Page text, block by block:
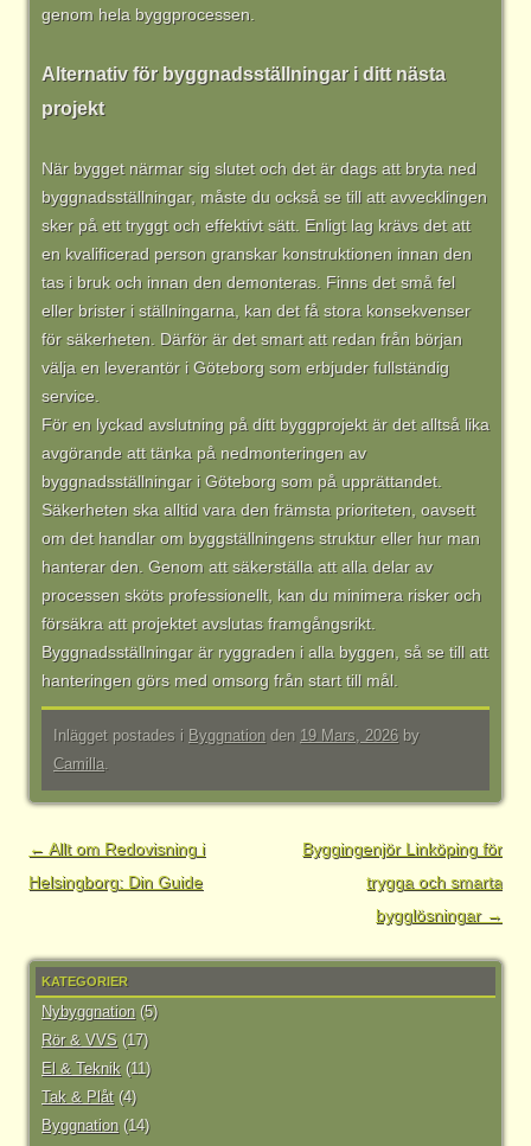
genom hela byggprocessen.
Alternativ för byggnadsställningar i ditt nästa
projekt
När bygget närmar sig slutet och det är dags att bryta ned
byggnadsställningar, måste du också se till att avvecklingen
sker på ett tryggt och effektivt sätt. Enligt lag krävs det att
en kvalificerad person granskar konstruktionen innan den
tas i bruk och innan den demonteras. Finns det små fel
eller brister i ställningarna, kan det få stora konsekvenser
för säkerheten. Därför är det smart att redan från början
välja en leverantör i Göteborg som erbjuder fullständig
service.
För en lyckad avslutning på ditt byggprojekt är det alltså lika
avgörande att tänka på nedmonteringen av
byggnadsställningar i Göteborg som på upprättandet.
Säkerheten ska alltid vara den främsta prioriteten, oavsett
om det handlar om byggställningens struktur eller hur man
hanterar den. Genom att säkerställa att alla delar av
processen sköts professionellt, kan du minimera risker och
försäkra att projektet avslutas framgångsrikt.
Byggnadsställningar är ryggraden i alla byggen, så se till att
hanteringen görs med omsorg från start till mål.
Inlägget postades i Byggnation den 19 Mars, 2026 by
Camilla.
Inläggsnavigering
← Allt om Redovisning i
Helsingborg: Din Guide
Byggingenjör Linköping för
trygga och smarta
bygglösningar →
KATEGORIER
Nybyggnation(5)
Rör & VVS (17)
El & Teknik (11)
Tak & Plåt(4)
Byggnation(14)